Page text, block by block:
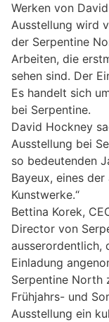
Werken von
Ausstellung wird
der Serpentine
Arbeiten, die
sehen sind. Der
Es handelt sich
bei Serpentine.
David Hockney
Ausstellung bei
so bedeutenden
Bayeux, eines
Kunstwerke.“
Bettina Korek,
Director von
ausserordentlich,
Einladung
Serpentine North
Frühjahrs- und
Ausstellung ein